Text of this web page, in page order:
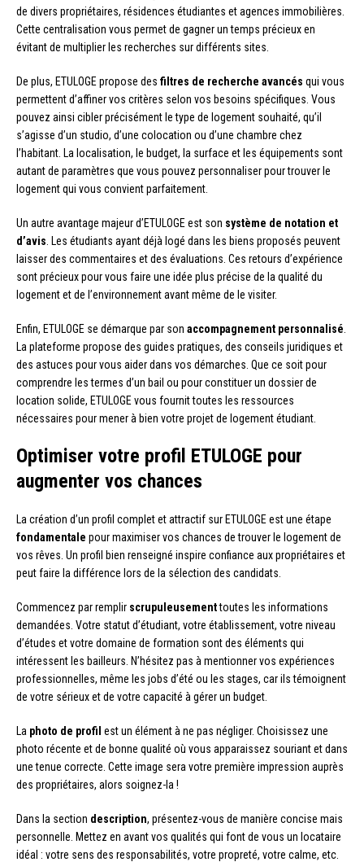
de divers propriétaires, résidences étudiantes et agences immobilières.
Cette centralisation vous permet de gagner un temps précieux en
évitant de multiplier les recherches sur différents sites.
De plus, ETULOGE propose des filtres de recherche avancés qui vous
permettent d’affiner vos critères selon vos besoins spécifiques. Vous
pouvez ainsi cibler précisément le type de logement souhaité, qu’il
s’agisse d’un studio, d’une colocation ou d’une chambre chez
l’habitant. La localisation, le budget, la surface et les équipements sont
autant de paramètres que vous pouvez personnaliser pour trouver le
logement qui vous convient parfaitement.
Un autre avantage majeur d’ETULOGE est son système de notation et
d’avis. Les étudiants ayant déjà logé dans les biens proposés peuvent
laisser des commentaires et des évaluations. Ces retours d’expérience
sont précieux pour vous faire une idée plus précise de la qualité du
logement et de l’environnement avant même de le visiter.
Enfin, ETULOGE se démarque par son accompagnement personnalisé.
La plateforme propose des guides pratiques, des conseils juridiques et
des astuces pour vous aider dans vos démarches. Que ce soit pour
comprendre les termes d’un bail ou pour constituer un dossier de
location solide, ETULOGE vous fournit toutes les ressources
nécessaires pour mener à bien votre projet de logement étudiant.
Optimiser votre profil ETULOGE pour
augmenter vos chances
La création d’un profil complet et attractif sur ETULOGE est une étape
fondamentale pour maximiser vos chances de trouver le logement de
vos rêves. Un profil bien renseigné inspire confiance aux propriétaires et
peut faire la différence lors de la sélection des candidats.
Commencez par remplir scrupuleusementtoutes les informations
demandées. Votre statut d’étudiant, votre établissement, votre niveau
d’études et votre domaine de formation sont des éléments qui
intéressent les bailleurs. N’hésitez pas à mentionner vos expériences
professionnelles, même les jobs d’été ou les stages, car ils témoignent
de votre sérieux et de votre capacité à gérer un budget.
La photo de profil est un élément à ne pas négliger. Choisissez une
photo récente et de bonne qualité où vous apparaissez souriant et dans
une tenue correcte. Cette image sera votre première impression auprès
des propriétaires, alors soignez-la !
Dans la section description, présentez-vous de manière concise mais
personnelle. Mettez en avant vos qualités qui font de vous un locataire
idéal : votre sens des responsabilités, votre propreté, votre calme, etc.